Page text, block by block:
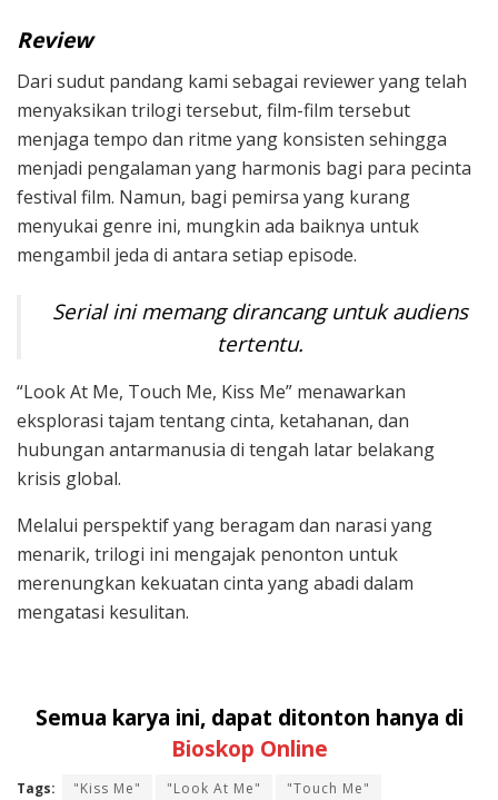
Review
Dari sudut pandang kami sebagai reviewer yang telah
menyaksikan trilogi tersebut, film-film tersebut
menjaga tempo dan ritme yang konsisten sehingga
menjadi pengalaman yang harmonis bagi para pecinta
festival film. Namun, bagi pemirsa yang kurang
menyukai genre ini, mungkin ada baiknya untuk
mengambil jeda di antara setiap episode.
Serial ini memang dirancang untuk audiens
tertentu.
“Look At Me, Touch Me, Kiss Me” menawarkan
eksplorasi tajam tentang cinta, ketahanan, dan
hubungan antarmanusia di tengah latar belakang
krisis global.
Melalui perspektif yang beragam dan narasi yang
menarik, trilogi ini mengajak penonton untuk
merenungkan kekuatan cinta yang abadi dalam
mengatasi kesulitan.
Semua karya ini, dapat ditonton hanya di
Bioskop Online
Tags: "Kiss Me" "Look At Me"
"Touch Me"